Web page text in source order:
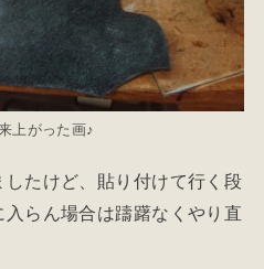
上がった画♪
たけど、貼り付けて行く段
らん場合は躊躇なくやり直